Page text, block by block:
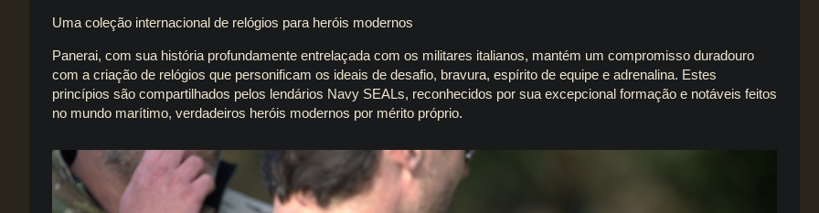
Uma coleção internacional de relógios para heróis modernos
Panerai, com sua história profundamente entrelaçada com os militares italianos, mantém um compromisso duradouro
com a criação de relógios que personificam os ideais de desafio, bravura, espírito de equipe e adrenalina. Estes
princípios são compartilhados pelos lendários Navy SEALs, reconhecidos por sua excepcional formação e notáveis feitos
no mundo marítimo, verdadeiros heróis modernos por mérito próprio.